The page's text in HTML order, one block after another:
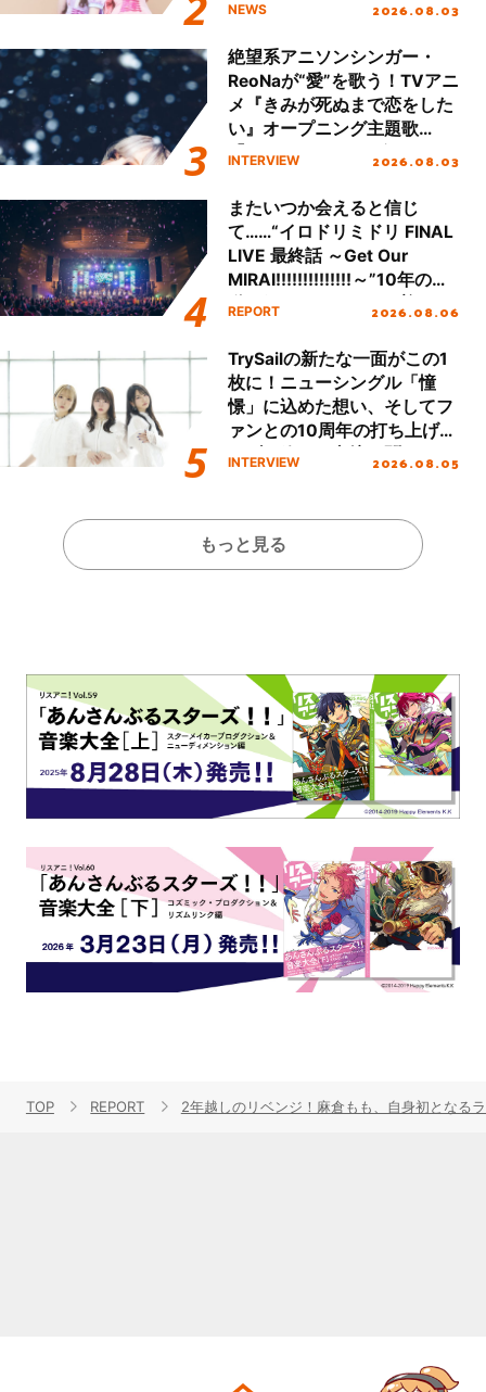
NEWS 2026.08.03
絶望系アニソンシンガー・
ReoNaが“愛”を歌う！TVアニ
メ『きみが死ぬまで恋をした
い』オープニング主題歌
「Amore」インタビュー
INTERVIEW 2026.08.03
またいつか会えると信じ
て……“イロドリミドリ FINAL
LIVE 最終話 ～Get Our
MIRAI!!!!!!!!!!!!!!～”10年の活
動を経てファイナルを迎える
REPORT 2026.08.06
TrySailの新たな一面がこの1
枚に！ニューシングル「憧
憬」に込めた想い、そしてフ
ァンとの10周年の打ち上げラ
イブを終えた心境を聞いた。
INTERVIEW 2026.08.05
もっと見る
TOP REPORT 2年越しのリベンジ！麻倉もも、自身初となる